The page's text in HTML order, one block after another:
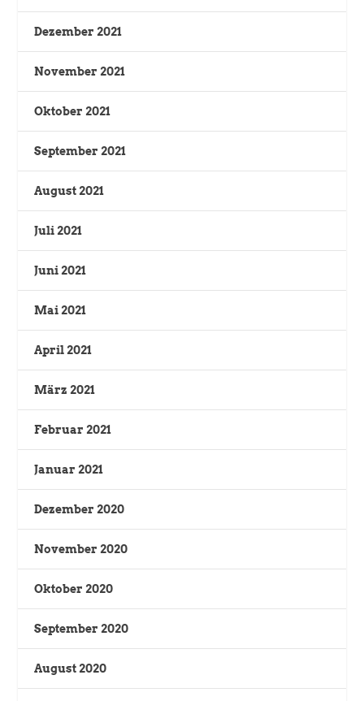
Dezember 2021
November 2021
Oktober 2021
September 2021
August 2021
Juli 2021
Juni 2021
Mai 2021
April 2021
März 2021
Februar 2021
Januar 2021
Dezember 2020
November 2020
Oktober 2020
September 2020
August 2020